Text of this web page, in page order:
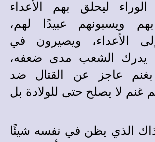
الوراء ليحلق بهم الأعداء
ويسبونهم عبيدًا لهم،
الأعداء، ويصيرون في
يدرك الشعب مدى ضعفه،
بغنم عاجز عن القتال ضد
غنم لا يصلح حتى للولادة بل
الذي يظن في نفسه شيئًا